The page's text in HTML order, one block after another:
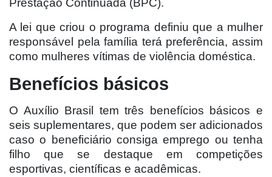
Prestação Continuada (BPC).
A lei que criou o programa definiu que a mulher
responsável pela família terá preferência, assim
como mulheres vítimas de violência doméstica.
Benefícios básicos
O Auxílio Brasil tem três benefícios básicos e
seis suplementares, que podem ser adicionados
caso o beneficiário consiga emprego ou tenha
filho que se destaque em competições
esportivas, científicas e acadêmicas.